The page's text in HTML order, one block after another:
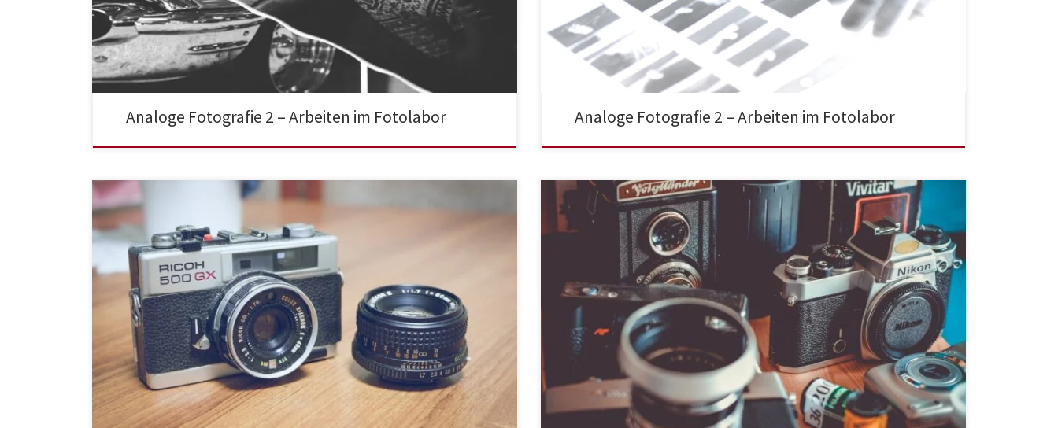
Analoge Fotografie 2 – Arbeiten im Fotolabor Analoge Fotografie 2 – Arbeiten im Fotolabor